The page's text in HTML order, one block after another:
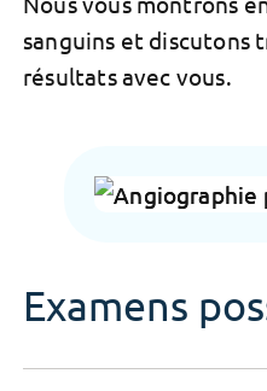
sanguins et discutons
résultats avec vous.
Examens